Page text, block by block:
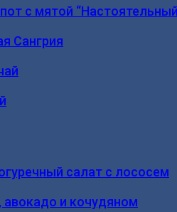
с мятой
Сангрия
салат с лососем
авокадо и кочудяном